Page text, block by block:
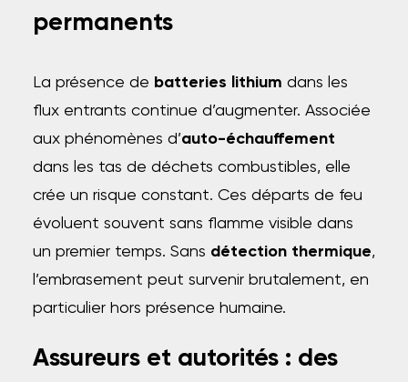
permanents
La présence de batteries lithium dans les
flux entrants continue d’augmenter. Associée
aux phénomènes d’auto-échauffement
dans les tas de déchets combustibles, elle
crée un risque constant. Ces départs de feu
évoluent souvent sans flamme visible dans
un premier temps. Sans détection thermique,
l’embrasement peut survenir brutalement, en
particulier hors présence humaine.
Assureurs et autorités : des